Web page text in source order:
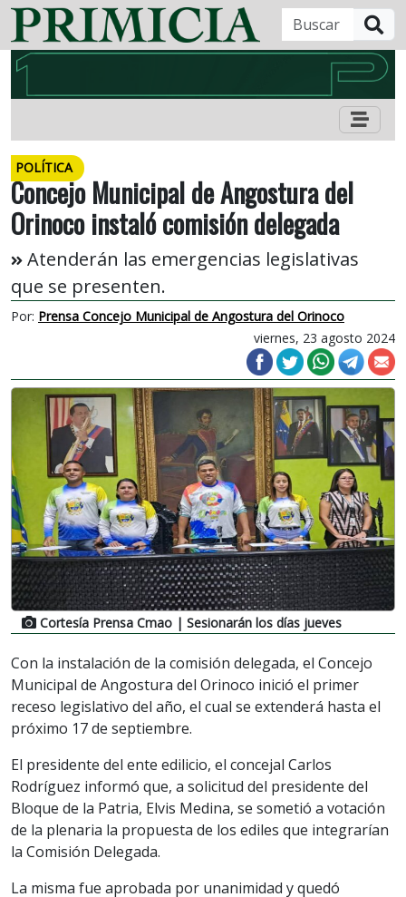
POLÍTICA
Concejo Municipal de Angostura del
Orinoco instaló comisión delegada
Atenderán las emergencias legislativas
que se presenten.
Por: Prensa Concejo Municipal de Angostura del Orinoco
viernes, 23 agosto 2024
Cortesía Prensa Cmao | Sesionarán los días jueves
Con la instalación de la comisión delegada, el Concejo
Municipal de Angostura del Orinoco inició el primer
receso legislativo del año, el cual se extenderá hasta el
próximo 17 de septiembre.
El presidente del ente edilicio, el concejal Carlos
Rodríguez informó que, a solicitud del presidente del
Bloque de la Patria, Elvis Medina, se sometió a votación
de la plenaria la propuesta de los ediles que integrarían
la Comisión Delegada.
La misma fue aprobada por unanimidad y quedó